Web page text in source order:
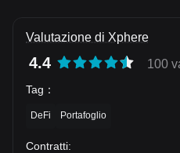
Valutazione di Xphere
4.4 100
Tag ：
DeFi Portafoglio
Contratti: